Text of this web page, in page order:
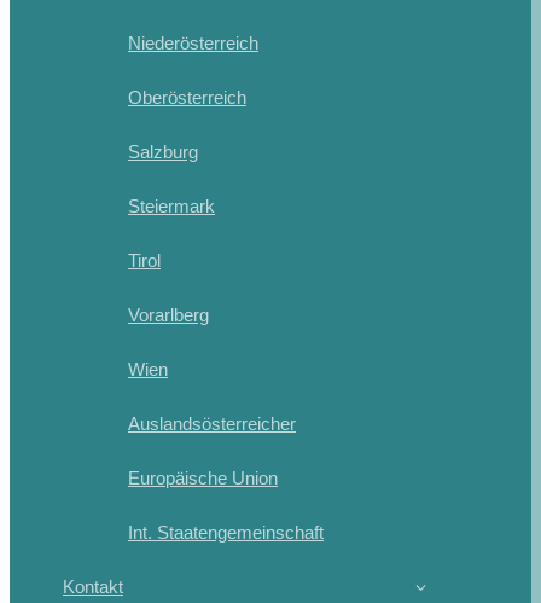
Niederösterreich
Oberösterreich
Salzburg
Steiermark
Tirol
Vorarlberg
Wien
Auslandsösterreicher
Europäische Union
Int. Staatengemeinschaft
Kontakt